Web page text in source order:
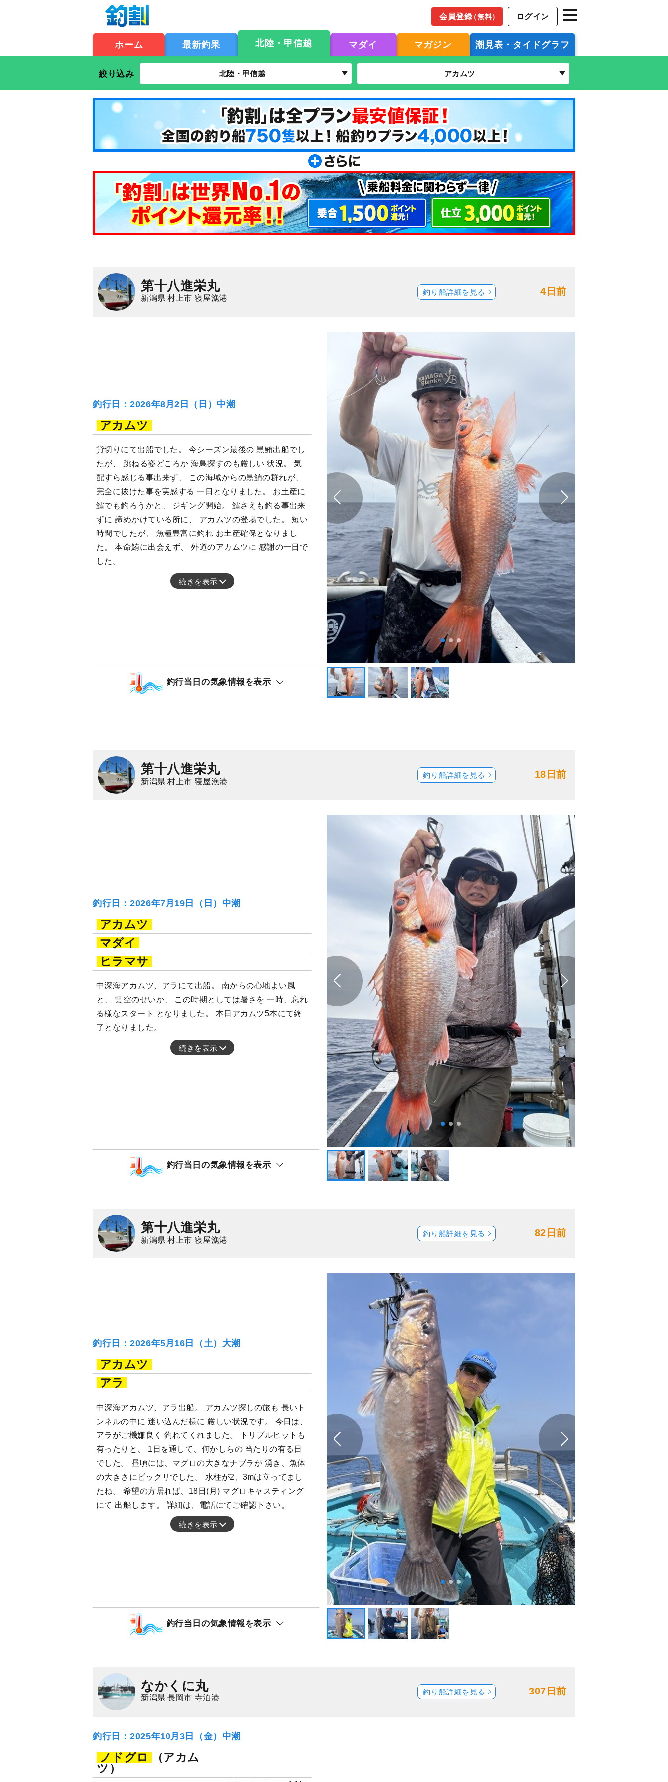
会員登録（無料） ログイン
ホーム 最新釣果 北陸・甲信越 マダイ マガジン 潮見表・タイドグラフ
絞り込み 北陸・甲信越 アカムツ
第十八進栄丸
新潟県 村上市 寝屋漁港
4日前
釣り船詳細を見る
釣行日：2026年8月2日（日）中潮
アカムツ
貸切りにて出船でした。 今シーズン最後の 黒鮪出船でし
たが、 跳ねる姿どころか 海鳥探すのも厳しい 状況。 気
配すら感じる事出来ず、 この海域からの黒鮪の群れが、
完全に抜けた事を実感する 一日となりました。 お土産に
鱈でも釣ろうかと、 ジギング開始。 鱈さえも釣る事出来
ずに 諦めかけている所に、 アカムツの登場でした。 短い
時間でしたが、 魚種豊富に釣れ お土産確保となりまし
た。 本命鮪に出会えず、 外道のアカムツに 感謝の一日で
した。
続きを表示
釣行当日の気象情報を表示
第十八進栄丸
新潟県 村上市 寝屋漁港
18日前
釣り船詳細を見る
釣行日：2026年7月19日（日）中潮
アカムツ
マダイ
ヒラマサ
中深海アカムツ、アラにて出船。 南からの心地よい風
と、 雲空のせいか、 この時期としては暑さを 一時、忘れ
る様なスタート となりました。 本日アカムツ5本にて終
了となりました。
続きを表示
釣行当日の気象情報を表示
第十八進栄丸
新潟県 村上市 寝屋漁港
82日前
釣り船詳細を見る
釣行日：2026年5月16日（土）大潮
アカムツ
アラ
中深海アカムツ、アラ出船。 アカムツ探しの旅も 長いト
ンネルの中に 迷い込んだ様に 厳しい状況です。 今日は、
アラがご機嫌良く 釣れてくれました。 トリプルヒットも
有ったりと、 1日を通して、何かしらの 当たりの有る日
でした。 昼頃には、マグロの大きなナブラが 湧き、魚体
の大きさにビックリでした。 水柱が2、3mは立ってまし
たね。 希望の方居れば、18日(月) マグロキャスティング
にて 出船します。 詳細は、電話にてご確認下さい。
続きを表示
釣行当日の気象情報を表示
なかくに丸
新潟県 長岡市 寺泊港
307日前
釣り船詳細を見る
釣行日：2025年10月3日（金）中潮
ノドグロ
（アカム
ツ）